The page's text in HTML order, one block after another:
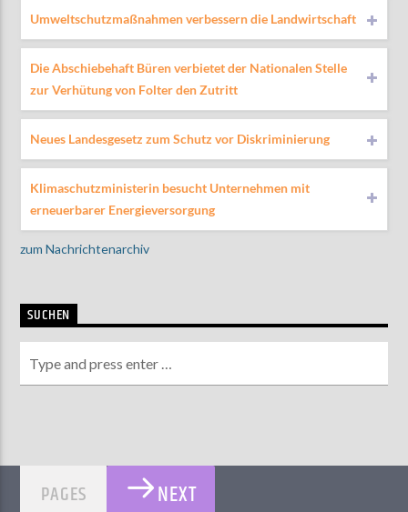
Umweltschutzmaßnahmen verbessern die Landwirtschaft
Die Abschiebehaft Büren verbietet der Nationalen Stelle
zur Verhütung von Folter den Zutritt
Neues Landesgesetz zum Schutz vor Diskriminierung
Klimaschutzministerin besucht Unternehmen mit
erneuerbarer Energieversorgung
zum Nachrichtenarchiv
SUCHEN
PAGES NEXT